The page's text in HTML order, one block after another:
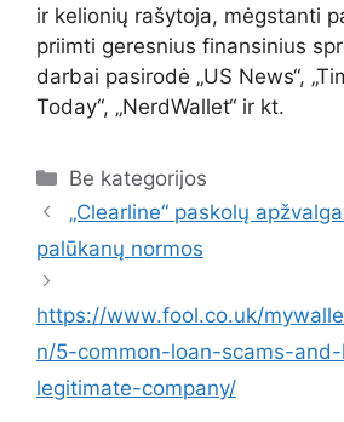
ir kelionių rašytoja, mėgstanti
priimti geresnius finansinius
darbai pasirodė „US News“,
Today“, „NerdWallet“ ir kt.
Kategorijos
Be kategorijos
„Clearline“ paskolų
palūkanų normos
https://www.fool.co.uk/
n/5-common-loan-scams-
legitimate-company/